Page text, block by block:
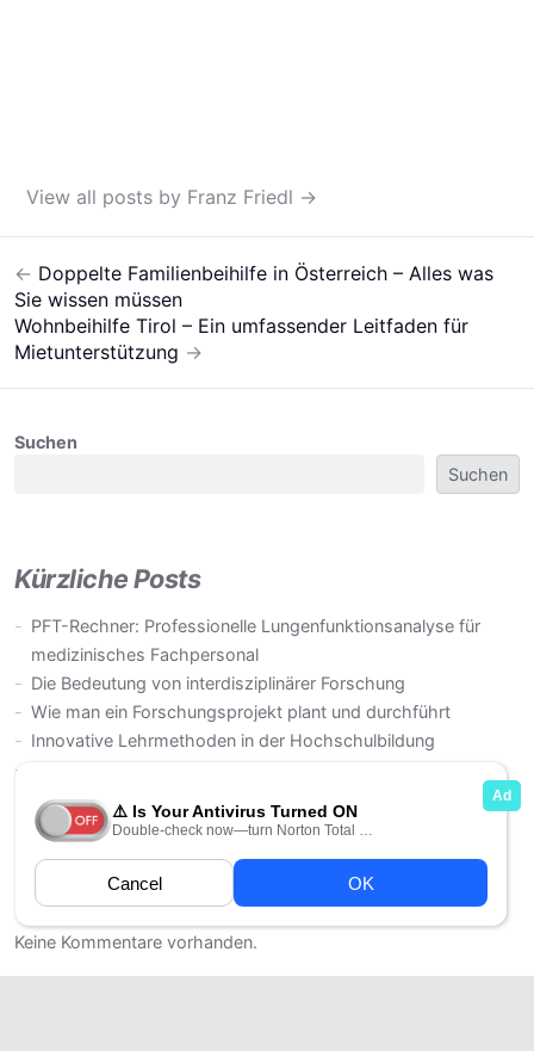
View all posts by Franz Friedl →
Post
navigation
← Doppelte Familienbeihilfe in Österreich – Alles was
Sie wissen müssen
Wohnbeihilfe Tirol – Ein umfassender Leitfaden für
Mietunterstützung →
Suchen
Suchen
Kürzliche Posts
PFT-Rechner: Professionelle Lungenfunktionsanalyse für
medizinisches Fachpersonal
Die Bedeutung von interdisziplinärer Forschung
Wie man ein Forschungsprojekt plant und durchführt
Innovative Lehrmethoden in der Hochschulbildung
Bildungssystem
Letzte Kommentare
Keine Kommentare vorhanden.